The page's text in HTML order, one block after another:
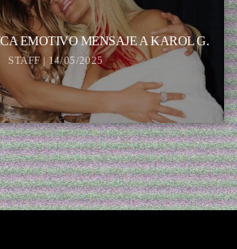
EMOTIVO MENSAJE A KAROL G.
STAFF | 14/05/2025